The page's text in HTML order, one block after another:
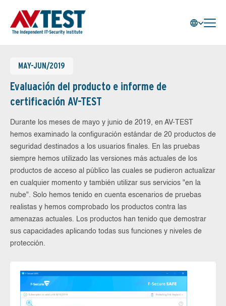
MAY-JUN/2019
Evaluación del producto e informe de
certificación AV-TEST
Durante los meses de mayo y junio de 2019, en AV-TEST
hemos examinado la configuración estándar de 20 productos de
seguridad destinados a los usuarios finales. En las pruebas
siempre hemos utilizado las versiones más actuales de los
productos de acceso al público las cuales se pudieron actualizar
en cualquier momento y también utilizar sus servicios "en la
nube". Solo hemos tenido en cuenta escenarios de pruebas
realistas y hemos comprobado los productos contra las
amenazas actuales. Los productos han tenido que demostrar
sus capacidades aplicando todas sus funciones y niveles de
protección.